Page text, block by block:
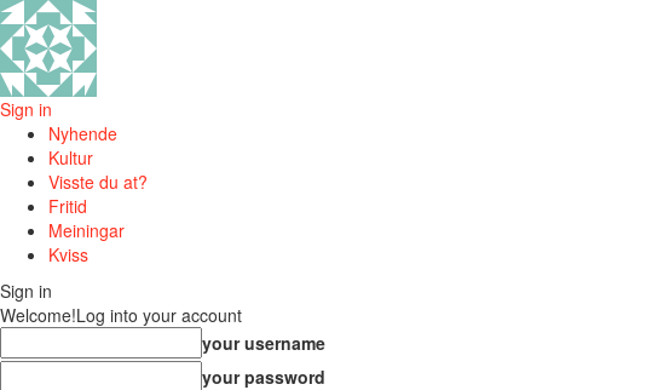
Sign in
Nyhende
Kultur
Visste du at?
Fritid
Meiningar
Kviss
Sign in
Welcome!Log into your account
your username
your password